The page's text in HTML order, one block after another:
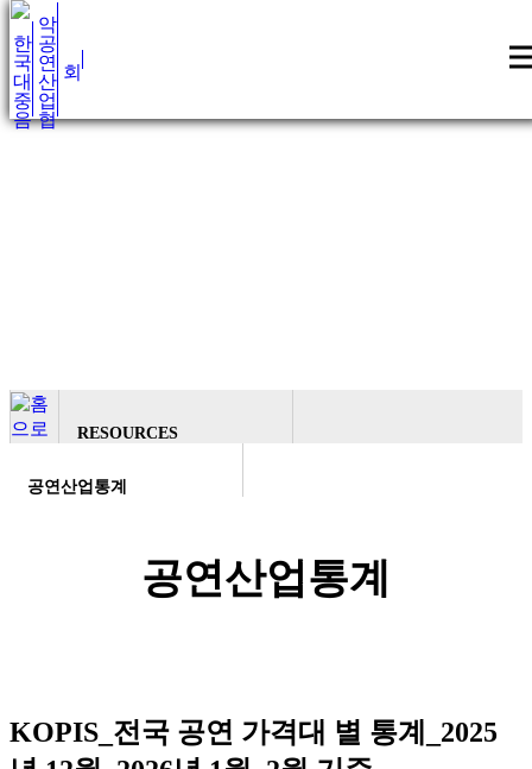
RESOURCES
공연산업통계
공연산업통계
KOPIS_전국 공연 가격대 별 통계_2025